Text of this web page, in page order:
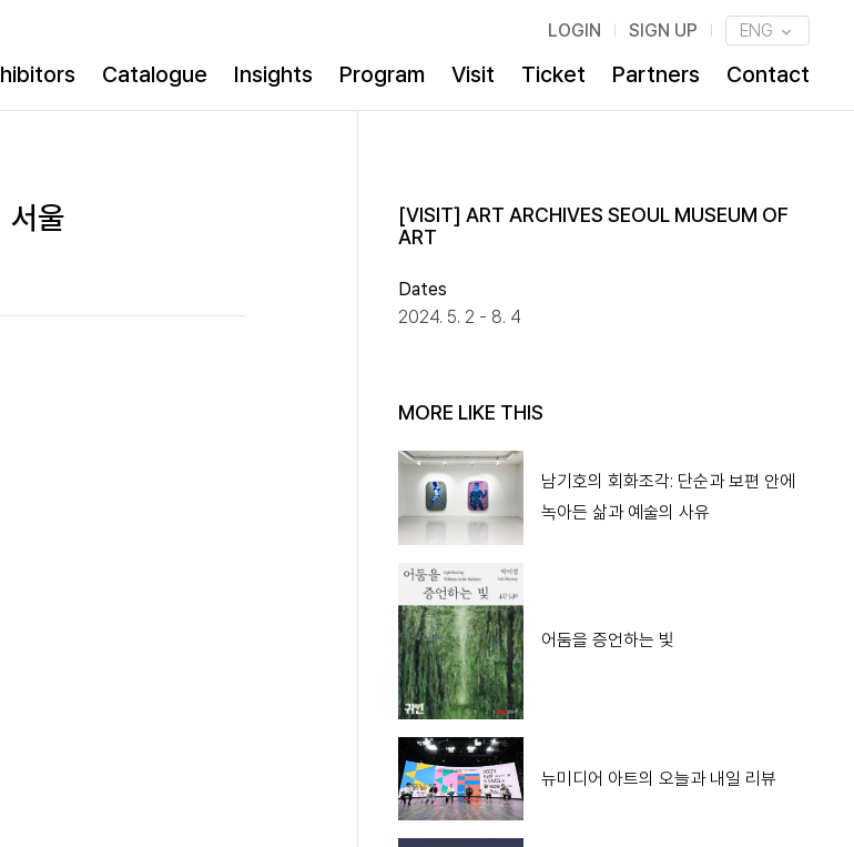
LOGIN SIGN UP ENG
Catalogue Insights Program Visit Ticket Partners Contact
서울
[VISIT] ART ARCHIVES SEOUL MUSEUM OF
ART
Dates
2024. 5. 2 - 8. 4
MORE LIKE THIS
남기호의 회화조각: 단순과 보편 안에
녹아든 삶과 예술의 사유
어둠을 증언하는 빛
뉴미디어 아트의 오늘과 내일 리뷰